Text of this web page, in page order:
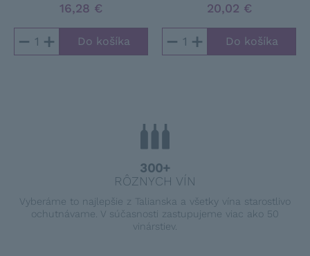
16,28 €
− +
20,02 €
− +
300+
RÔZNYCH VÍN
Vyberáme to najlepšie z Talianska a všetky vína starostlivo
ochutnávame. V súčasnosti zastupujeme viac ako 50
vinárstiev.